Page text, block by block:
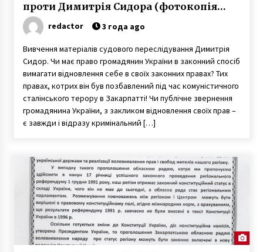
проти Димитрія Сидора (фотокопія
“Вказівки для СБУ від прокурора”)
redactor 3 года ago
Вивчення матеріалів судового переслідування Димитрія
Сидор. Чи має право громадянин України в законний спосіб
вимагати відновлення себе в своїх законних правах? Тих
правах, котрих він був позбавлений під час комуністичного
сталінського терору в Закарпатті! Чи публічне звернення
громадянина України, з закликом відновлення своїх прав –
є завжди і відразу кримінальний […]